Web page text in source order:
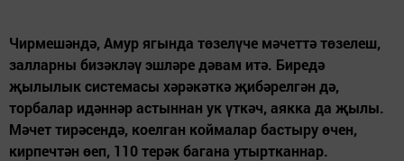
Чирмешәндә, Амур ягында төзелүче мәчеттә төзелеш,
залларны бизәкләү эшләре дәвам итә. Биредә
җылылык системасы хәрәкәткә җибәрелгән дә,
торбалар идәннәр астыннан ук үткәч, аякка да җылы.
Мәчет тирәсендә, коелган коймалар бастыру өчен,
кирпечтән өеп, 110 терәк багана утыртканнар.